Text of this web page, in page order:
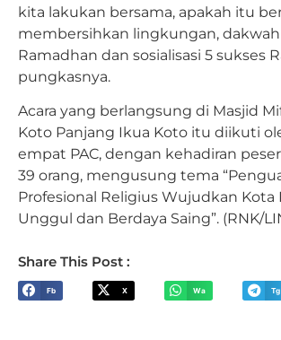
kita lakukan bersama, apakah itu
membersihkan lingkungan,
Ramadhan dan sosialisasi 5 sukses
pungkasnya.
Acara yang berlangsung di Masjid
Koto Panjang Ikua Koto itu diikuti
empat PAC, dengan kehadiran
39 orang, mengusung tema
Profesional Religius Wujudkan Kota
Unggul dan Berdaya Saing”. (RNK/
Share This Post :
Fb X Wa Tg